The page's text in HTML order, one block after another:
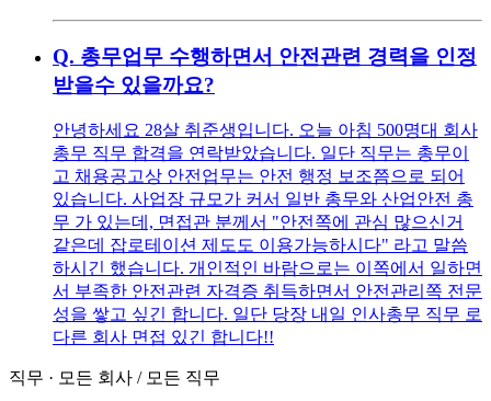
Q. 총무업무 수행하면서 안전관련 경력을 인정
받을수 있을까요?
안녕하세요 28살 취준생입니다. 오늘 아침 500명대 회사
총무 직무 합격을 연락받았습니다. 일단 직무는 총무이
고 채용공고상 안전업무는 안전 행정 보조쯤으로 되어
있습니다. 사업장 규모가 커서 일반 총무와 산업안전 총
무 가 있는데, 면접관 분께서 "안전쪽에 관심 많으신거
같은데 잡로테이션 제도도 이용가능하시다" 라고 말씀
하시긴 했습니다. 개인적인 바람으로는 이쪽에서 일하면
서 부족한 안전관련 자격증 취득하면서 안전관리쪽 전문
성을 쌓고 싶긴 합니다. 일단 당장 내일 인사총무 직무 로
다른 회사 면접 있긴 합니다!!
직무 · 모든 회사 / 모든 직무